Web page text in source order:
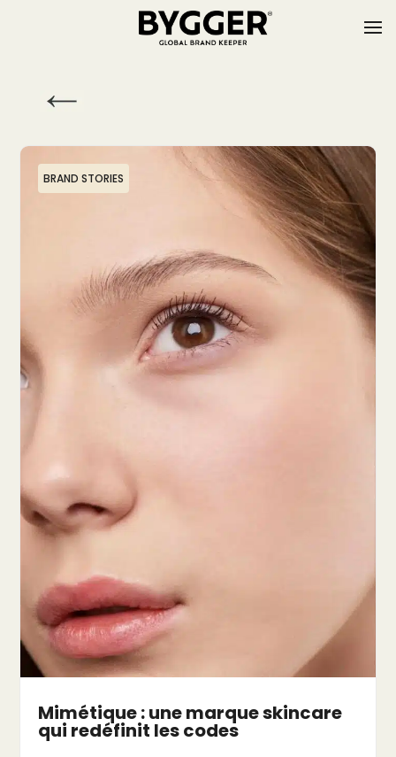
BRAND STORIES
Mimétique : une marque skincare
qui redéfinit les codes